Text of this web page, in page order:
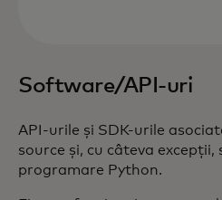
Software/API-uri
API-urile și SDK-urile
source și, cu câteva excepții,
programare Python.